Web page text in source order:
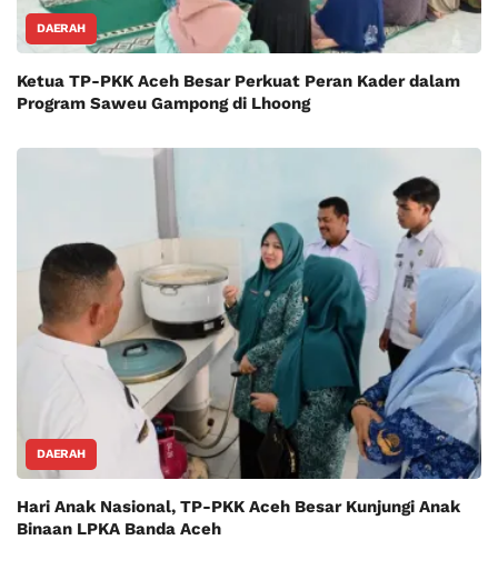
DAERAH
Ketua TP-PKK Aceh Besar Perkuat Peran Kader dalam
Program Saweu Gampong di Lhoong
DAERAH
Hari Anak Nasional, TP-PKK Aceh Besar Kunjungi Anak
Binaan LPKA Banda Aceh